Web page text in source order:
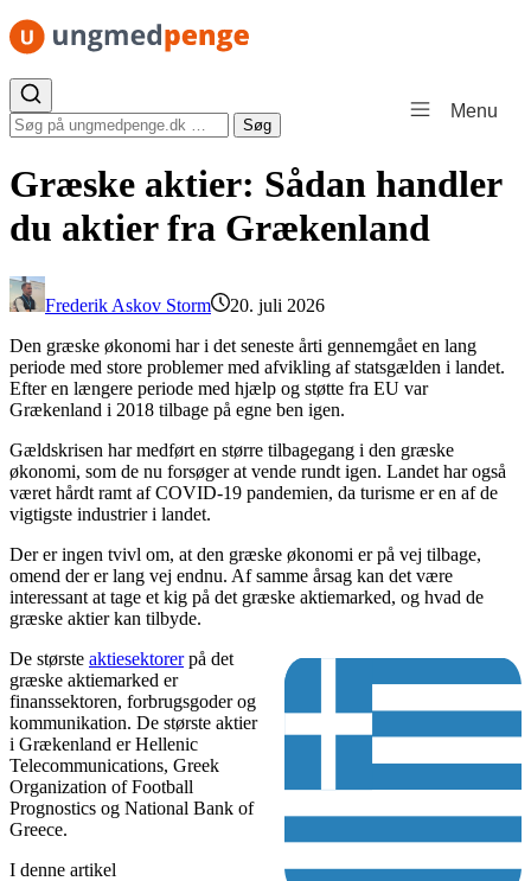
Spring til indhold
Menu
Søg efter: Søg
Græske aktier: Sådan handler
du aktier fra Grækenland
Frederik Askov Storm
20. juli 2026
Den græske økonomi har i det seneste årti gennemgået en lang
periode med store problemer med afvikling af statsgælden i landet.
Efter en længere periode med hjælp og støtte fra EU var
Grækenland i 2018 tilbage på egne ben igen.
Gældskrisen har medført en større tilbagegang i den græske
økonomi, som de nu forsøger at vende rundt igen. Landet har også
været hårdt ramt af COVID-19 pandemien, da turisme er en af de
vigtigste industrier i landet.
Der er ingen tvivl om, at den græske økonomi er på vej tilbage,
omend der er lang vej endnu. Af samme årsag kan det være
interessant at tage et kig på det græske aktiemarked, og hvad de
græske aktier kan tilbyde.
De største aktiesektorerpå det
græske aktiemarked er
finanssektoren, forbrugsgoder og
kommunikation. De største aktier
i Grækenland er Hellenic
Telecommunications, Greek
Organization of Football
Prognostics og National Bank of
Greece.
I denne artikel